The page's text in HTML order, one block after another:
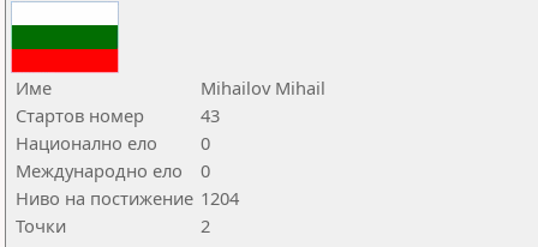
Име
Mihailov Mihail
Стартов номер
43
Национално ело
0
Международно ело
0
Ниво на постижение 1204
Точки
2